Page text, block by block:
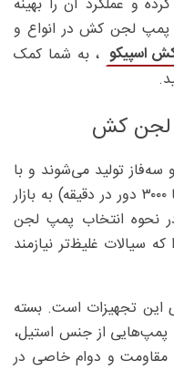
و عملکرد آن را بهینه
پمپ لجن کش در انواع و
اسپیکو ، به شما کمک
لجن کش
تولید می‌شوند و با
سرعت‌های چرخشی متفاوت (از ۹۰۰ تا ۳۰۰۰ دور در دقیقه) به بازار
نحوه انتخاب پمپ لجن
غلیظ‌تر نیازمند
این تجهیزات است. بسته
پمپ‌هایی از جنس استیل،
مقاومت و دوام خاصی در